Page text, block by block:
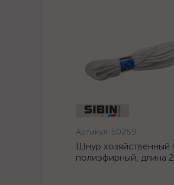
Артикул: 50269
Шнур
полиэфирный, длина